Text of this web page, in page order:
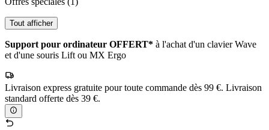
Tout afficher
Support pour ordinateur OFFERT* à l'achat d'un clavier Wave
et d'une souris Lift ou MX Ergo
Livraison express gratuite pour toute commande dès 99 €. Livraison
standard offerte dès 39 €.